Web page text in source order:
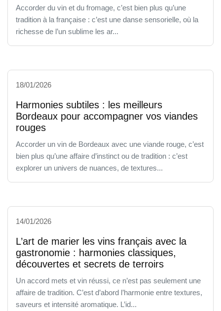
Accorder du vin et du fromage, c’est bien plus qu’une
tradition à la française : c’est une danse sensorielle, où la
richesse de l’un sublime les ar...
18/01/2026
Harmonies subtiles : les meilleurs
Bordeaux pour accompagner vos viandes
rouges
Accorder un vin de Bordeaux avec une viande rouge, c’est
bien plus qu’une affaire d’instinct ou de tradition : c’est
explorer un univers de nuances, de textures...
14/01/2026
L’art de marier les vins français avec la
gastronomie : harmonies classiques,
découvertes et secrets de terroirs
Un accord mets et vin réussi, ce n’est pas seulement une
affaire de tradition. C’est d’abord l’harmonie entre textures,
saveurs et intensité aromatique. L’id...